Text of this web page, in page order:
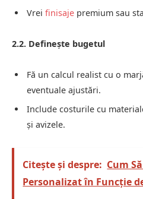
Vrei finisaje premium sau
2.2. Definește bugetul
Fă un calcul realist cu o
eventuale ajustări.
Include costurile cu
și avizele.
Citește și despre: Cum
Personalizat în Funcție